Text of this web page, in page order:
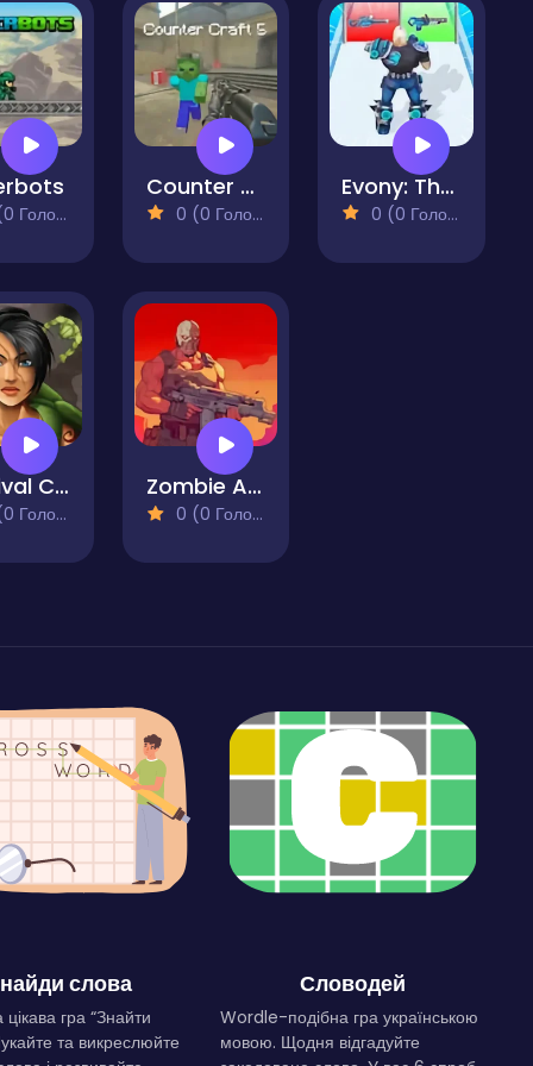
Counter Craft 5
0 (0 Голосів)
Evony: The Kings Return
0 (0 Голосів)
Survival Commando Zombie Apocalypse
0 (0 Голосів)
слова
гра “Знайти
та викреслюйте
Словодей
Wordle-подібна гра українською
мовою. Щодня відгадуйте